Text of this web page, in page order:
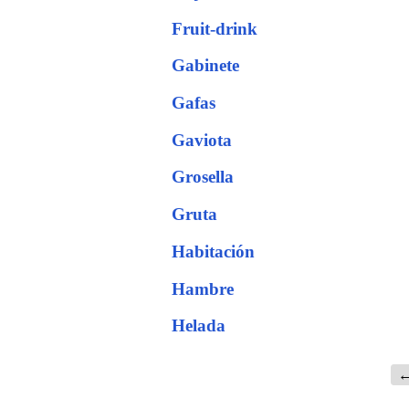
Fruit-drink
Gabinete
Gafas
Gaviota
Grosella
Gruta
Habitación
Hambre
Helada
←